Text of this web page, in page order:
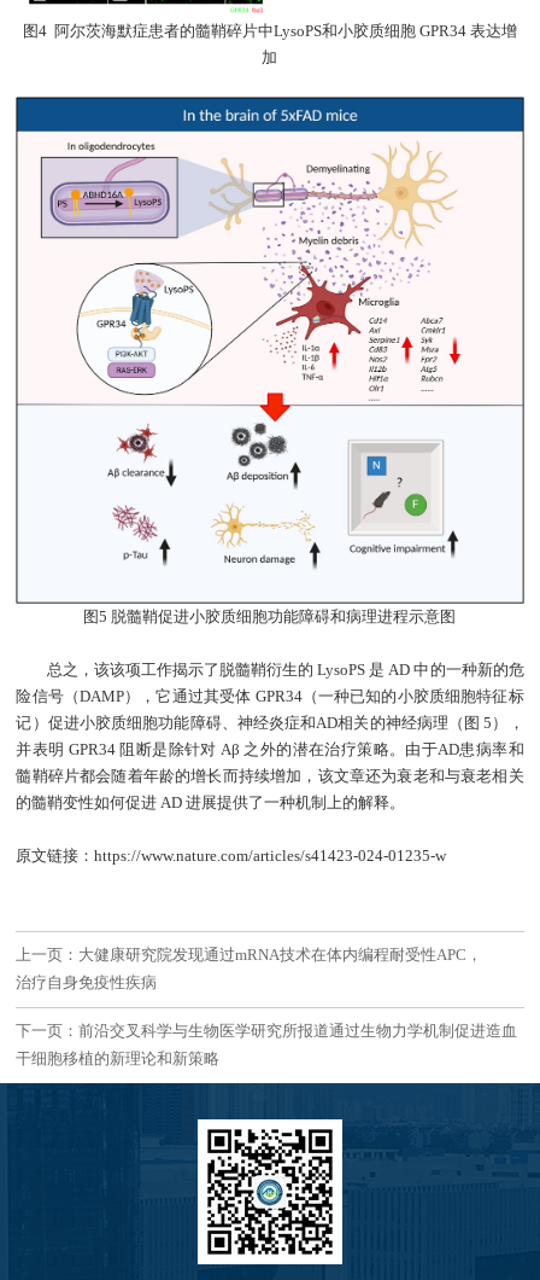
图4 阿尔茨海默症患者的髓鞘碎片中LysoPS和小胶质细胞 GPR34 表达增
加
图5 脱髓鞘促进小胶质细胞功能障碍和病理进程示意图
总之，该该项工作揭示了脱髓鞘衍生的 LysoPS是 AD中的一种新的危
险信号（DAMP），它通过其受体 GPR34（一种已知的小胶质细胞特征标
记）促进小胶质细胞功能障碍、神经炎症和AD相关的神经病理（图 5 ），
并表明 GPR34 阻断是除针对 Aβ 之外的潜在治疗策略。由于AD患病率和
髓鞘碎片都会随着年龄的增长而持续增加，该文章还为衰老和与衰老相关
的髓鞘变性如何促进 AD进展提供了一种机制上的解释。
原文链接：https://www.nature.com/articles/s41423-024-01235-w
上一页：大健康研究院发现通过mRNA技术在体内编程耐受性APC，
治疗自身免疫性疾病
下一页：前沿交叉科学与生物医学研究所报道通过生物力学机制促进造血
干细胞移植的新理论和新策略